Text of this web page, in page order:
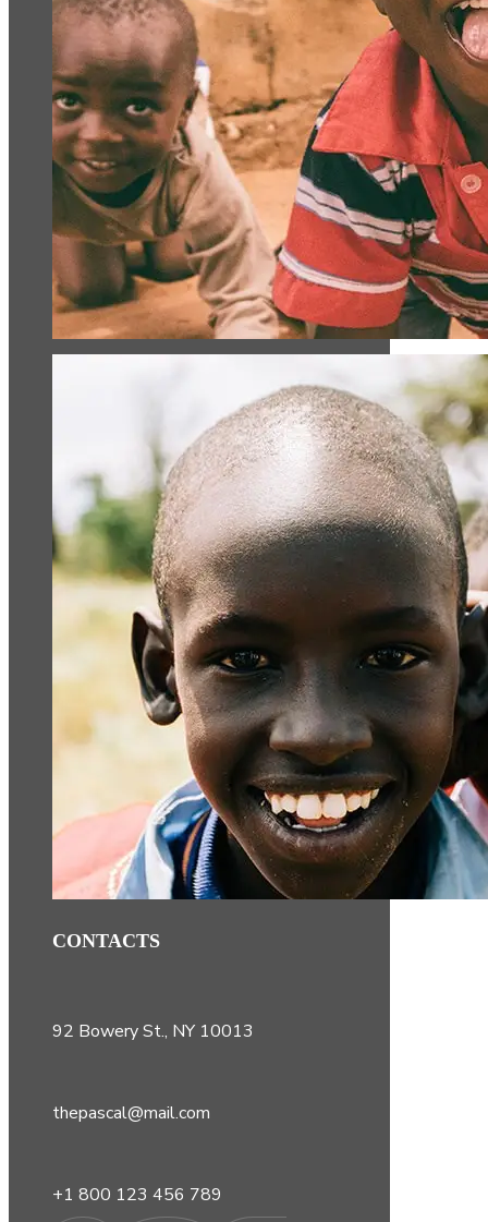
CONTACTS
92 Bowery St., NY 10013
thepascal@mail.com
+1 800 123 456 789